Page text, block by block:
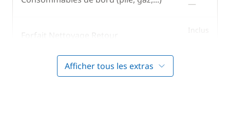
—
Forfait Nettoyage Retour Inclus
Afficher tous les extras